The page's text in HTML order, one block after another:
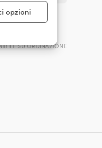
Sempre attivo
opzioniExalto
per 1 motore
SU ORDINAZIONE